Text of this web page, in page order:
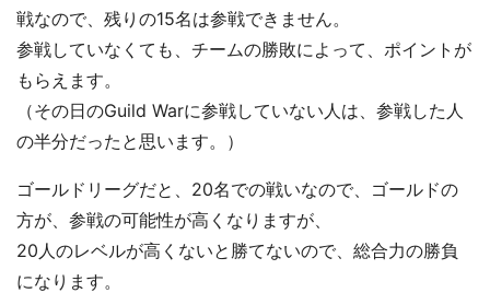
戦なので、残りの15名は参戦できません。
参戦していなくても、チームの勝敗によって、ポイントが
もらえます。
（その日のGuild Warに参戦していない人は、参戦した人
の半分だったと思います。）
ゴールドリーグだと、20名での戦いなので、ゴールドの
方が、参戦の可能性が高くなりますが、
20人のレベルが高くないと勝てないので、総合力の勝負
になります。